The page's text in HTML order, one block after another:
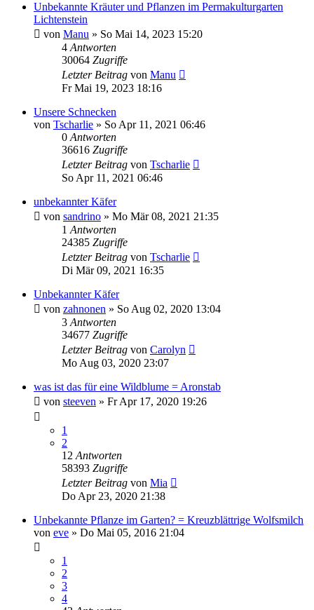
Unbekannte Kräuter und Pflanzen im Permakulturgarten
Lichtenstein
von Manu » So Mai 14, 2023 15:20
4 Antworten
30064 Zugriffe
Letzter Beitrag von Manu
Fr Mai 19, 2023 18:16
Unsere Schnecken
von Tscharlie » So Apr 11, 2021 06:46
0 Antworten
36616 Zugriffe
Letzter Beitrag von Tscharlie
So Apr 11, 2021 06:46
unbekannter Käfer
von sandrino » Mo Mär 08, 2021 21:35
1 Antworten
24385 Zugriffe
Letzter Beitrag von Tscharlie
Di Mär 09, 2021 16:35
Unbekannter Käfer
von zahnonen » So Aug 02, 2020 13:04
3 Antworten
34677 Zugriffe
Letzter Beitrag von Carolyn
Mo Aug 03, 2020 23:07
was ist das für eine Wildblume = Aronstab
von steeven » Fr Apr 17, 2020 19:26
1
2
12 Antworten
58393 Zugriffe
Letzter Beitrag von Mia
Do Apr 23, 2020 21:38
Unbekannte Pflanze im Garten? = Kreuzblättrige Wolfsmilch
von eve » Do Mai 05, 2016 21:04
1
2
3
4